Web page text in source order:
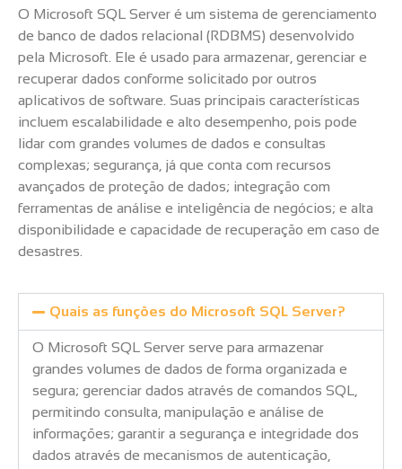
O Microsoft SQL Server é um sistema de gerenciamento
de banco de dados relacional (RDBMS) desenvolvido
pela Microsoft. Ele é usado para armazenar, gerenciar e
recuperar dados conforme solicitado por outros
aplicativos de software. Suas principais características
incluem escalabilidade e alto desempenho, pois pode
lidar com grandes volumes de dados e consultas
complexas; segurança, já que conta com recursos
avançados de proteção de dados; integração com
ferramentas de análise e inteligência de negócios; e alta
disponibilidade e capacidade de recuperação em caso de
desastres.
Quais as funções do Microsoft SQL Server?
O Microsoft SQL Server serve para armazenar
grandes volumes de dados de forma organizada e
segura; gerenciar dados através de comandos SQL,
permitindo consulta, manipulação e análise de
informações; garantir a segurança e integridade dos
dados através de mecanismos de autenticação,